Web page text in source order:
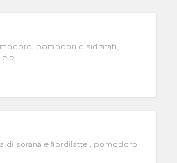
pomodori disidratati,
Porcini spadellati, salsiccia di sorana e fiordilatte , pomodoro